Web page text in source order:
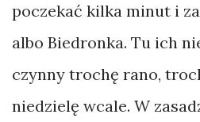
poczekać kilka minut i
albo Biedronka. Tu ich
czynny trochę rano,
niedzielę wcale. W